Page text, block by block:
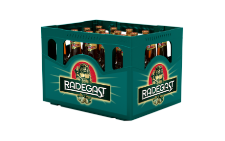
Korunní Mango 6×1,5l pet
Vyprodáno
87,22 Kč vč. DPH
Čtěte více